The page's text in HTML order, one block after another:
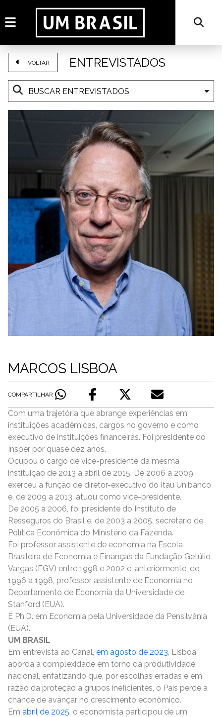
VOLTAR ENTREVISTADOS
MARCOS LISBOA
COMPARTILHAR
Com uma trajetória que abrange experiências em
instituições acadêmicas, cargos no governo e como
executivo de instituições financeiras. Foi presidente do
Insper por quase dez anos.
Ocupou o cargo de vice-presidente da mesma
instituição de 2013 a abril de 2015. De 2006 a 2009,
exerceu a função de diretor-executivo do Itaú Unibanco
e, de 2009 a 2013, atuou como vice-presidente.
De 2005 a 2006, foi presidente do Instituto de
Resseguros do Brasil e, de 2003 a 2005, secretário de
Política Econômica do Ministério da Fazenda.
Foi professor assistente de economia na Escola
Brasileira de Economia e Finanças da Fundação Getúlio
Vargas (FGV) entre 1998 e 2002 e, anteriormente, de
1996 a 1998, professor assistente de Economia no
Departamento de Economia da Universidade de
Stanford (EUA).
É Ph.D. em Economia pela Universidade da Pensilvânia
(EUA).
UM BRASIL
Em entrevista ao Canal, em agosto de 2023, Lisboa
aborda a complexidade em torno da produtividade
nacional, enfatizando que, por escolhas erradas e em
razão da proteção a grupos ineficientes, o País perde a
chance de avançar no crescimento econômico.
Em abril de 2025, o economista participou de um